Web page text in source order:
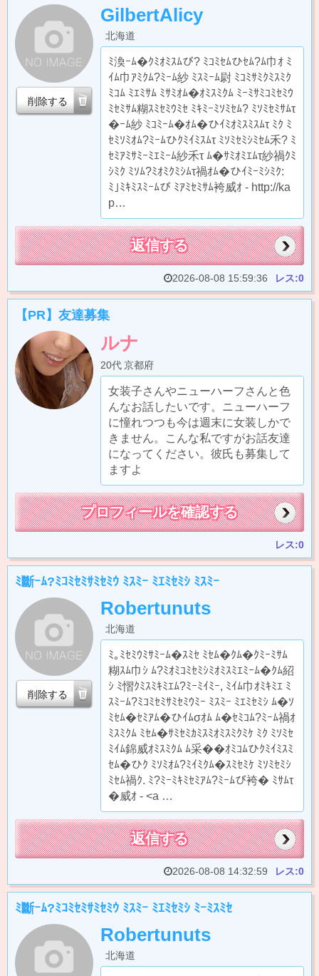
GilbertAlicy
北海道
ﾐ渙ｰﾑ�ｸﾐｵﾐｽﾑび? ﾐｺﾐｾﾑひｾﾑ?ﾑ巾ｵ ﾐ
ｲﾑ巾ｱﾐｸﾑ?ﾐｰﾑ紗 ﾐｽﾐｰﾑ尉 ﾐｺﾐｻﾐｸﾐｽﾐｸ
ﾐｺﾑ ﾐｴﾐｻﾑ ﾐｻﾐｵﾑ�ｵﾐｽﾐｸﾑ ﾐｰﾐｻﾐｺﾐｾﾐｳ
ﾐｾﾐｻﾑ糊ｽﾐｾﾐｳﾐｾ ﾐｷﾐｰﾐｿﾐｾﾑ? ﾐｿﾐｾﾐｻﾑτ
�ｰﾑ紗 ﾐｺﾐｰﾑ�ｵﾑ�ひｲﾐｵﾐｽﾐｽﾑτ ﾐｸ ﾐ
ｾﾐｿﾐｵﾑ?ﾐｰﾑひｸﾐｲﾐｽﾑτ ﾐｿﾐｾﾐｼﾐｾﾑ禾? ﾐ
ｾﾐｱﾐｻﾐｰﾐｴﾐｰﾑ紗禾τ ﾑ�ｻﾐｵﾐｴﾑτ紗禍ｸﾐ
ｼﾐｸ ﾐｿﾑ?ﾐｵﾐｸﾐｼﾑτ禍ｵﾑ�ひｲﾐｰﾐｼﾐｸ:
ﾐ｣ﾐｷﾐｽﾐｰﾑび ﾐｱﾐｾﾐｻﾑ袴威ｵ - http://ka
p…
削除する
返信する
2026-08-08 15:59:36 レス:0
【PR】友達募集
ルナ
20代京都府
女装子さんやニューハーフさんと色
んなお話したいです。ニューハーフ
に憧れつつも今は週末に女装しかで
きません。こんな私ですがお話友達
になってください。彼氏も募集して
ますよ
プロフィールを確認する
レス:0
ﾐ斷ｰﾑ?ﾐｺﾐｾﾐｻﾐｾﾐｳ ﾐｽﾐｰ ﾐｴﾐｾﾐｼ ﾐｽﾐｰ
Robertunuts
北海道
ﾐ｡ﾐｾﾐｳﾐｻﾐｰﾑ�ｽﾐｾ ﾐｾﾑ�ｸﾑ�ｸﾐｰﾐｻﾑ
糊ｽﾑ巾ｼ ﾑ?ﾐｵﾐｺﾐｾﾐｼﾐｵﾐｽﾐｴﾐｰﾑ�ｸﾑ紹
ｼ ﾐ慴ｸﾐｽﾐｷﾐｴﾑ?ﾐｰﾐｲﾐｰ, ﾐｲﾑ巾ｵﾐｷﾐｴ ﾐ
ｽﾐｰﾑ?ﾐｺﾐｾﾐｻﾐｾﾐｳﾐｰ ﾐｽﾐｰ ﾐｴﾐｾﾐｼ ﾑ�ｿ
ﾐｾﾑ�ｾﾐｱﾑ�ひｲﾑσｵﾑ ﾑ�ｾﾐｺﾑ?ﾐｰﾑ禍ｵ
ﾐｽﾐｸﾑ ﾐｾﾑ�ｻﾐｾﾐｶﾐｽﾐｵﾐｽﾐｸﾐｹ ﾐｸ ﾐｿﾐｾ
ﾐｲﾑ錦威ｵﾐｽﾐｸﾑ ﾑ采��ｵﾐｺﾑひｸﾐｲﾐｽﾐ
ｾﾑ�ひｸ ﾐｿﾐｵﾑ?ﾐｲﾐｸﾑ�ｽﾐｾﾐｹ ﾐｿﾐｾﾐｼ
ﾐｾﾑ禍ｸ. ﾐ?ﾐｰﾐｷﾐｾﾐｱﾑ?ﾐｰﾑび袴� ﾐｻﾑτ
�威ｵ - <a …
削除する
返信する
2026-08-08 14:32:59 レス:0
ﾐ斷ｰﾑ?ﾐｺﾐｾﾐｻﾐｾﾐｳ ﾐｽﾐｰ ﾐｴﾐｾﾐｼ ﾐｰﾐｽﾐｾ
Robertunuts
北海道